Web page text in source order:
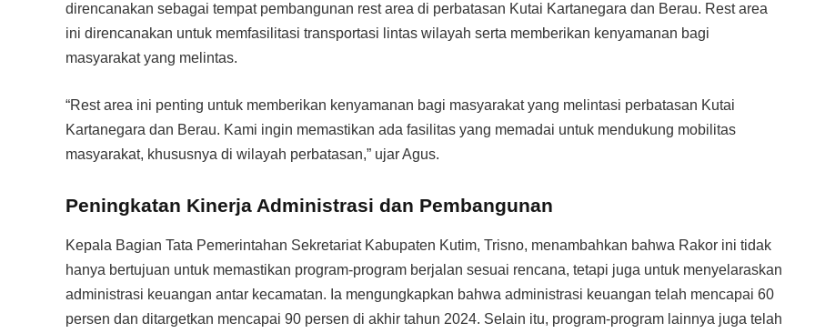
direncanakan sebagai tempat pembangunan rest area di perbatasan Kutai Kartanegara dan Berau. Rest area
ini direncanakan untuk memfasilitasi transportasi lintas wilayah serta memberikan kenyamanan bagi
masyarakat yang melintas.
“Rest area ini penting untuk memberikan kenyamanan bagi masyarakat yang melintasi perbatasan Kutai
Kartanegara dan Berau. Kami ingin memastikan ada fasilitas yang memadai untuk mendukung mobilitas
masyarakat, khususnya di wilayah perbatasan,” ujar Agus.
Peningkatan Kinerja Administrasi dan Pembangunan
Kepala Bagian Tata Pemerintahan Sekretariat Kabupaten Kutim, Trisno, menambahkan bahwa Rakor ini tidak
hanya bertujuan untuk memastikan program-program berjalan sesuai rencana, tetapi juga untuk menyelaraskan
administrasi keuangan antar kecamatan. Ia mengungkapkan bahwa administrasi keuangan telah mencapai 60
persen dan ditargetkan mencapai 90 persen di akhir tahun 2024. Selain itu, program-program lainnya juga telah